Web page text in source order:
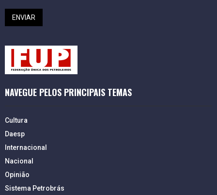
NAVEGUE PELOS PRINCIPAIS TEMAS
Cultura
Daesp
Internacional
Nacional
Opinião
Sistema Petrobrás